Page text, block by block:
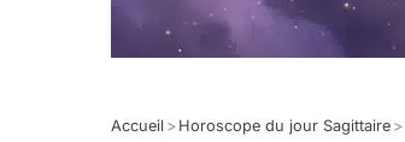
Accueil > Horoscope du jour Sagittaire >